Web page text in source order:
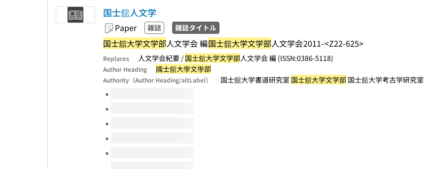
国士舘人文学
Paper 雑誌 雑誌タイトル
国士舘大学文学部人文学会 編国士舘大学文学部人文学会2011-<Z22-625>
Replaces 人文学会紀要 /国士舘大学文学部人文学会 編 (ISSN:0386-5118)
Author Heading 國士舘大學文學部
Authority（Author Heading/altLabel） 国士舘大学書道研究室 国士舘大学文学部 国士舘大学考古学研究室
Volumes of this title